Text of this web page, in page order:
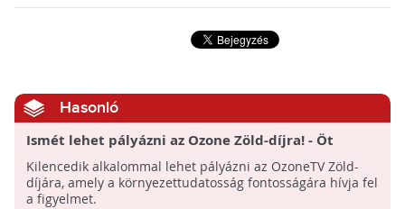
Hasonló
Ismét lehet pályázni az Ozone Zöld-díjra! - Öt
kategóriában várja a csatorna az öteteket
Kilencedik alkalommal lehet pályázni az OzoneTV Zöld-
díjára, amely a környezettudatosság fontosságára hívja fel
a figyelmet.